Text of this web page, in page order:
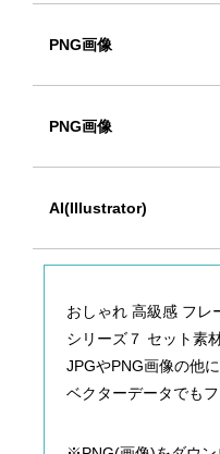
PNG画像
PNG画像
AI(Illustrator)
おしゃれ 高級感 フレ
シリーズ７ セット素
JPGやPNG画像の他
ベクターデータでもフ